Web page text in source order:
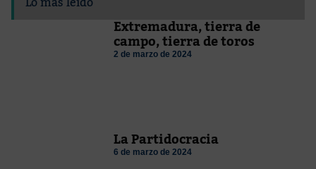
Extremadura, tierra de
campo, tierra de toros
2 de marzo de 2024
La Partidocracia
6 de marzo de 2024